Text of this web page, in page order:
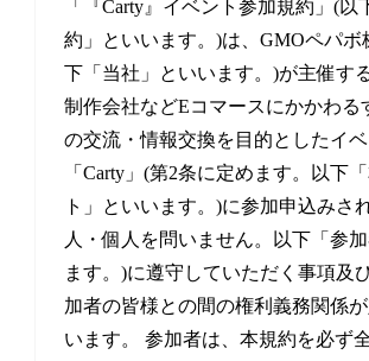
「『Carty』イベント参加規約」(以
約」といいます。)は、GMOペパボ
下「当社」といいます。)が主催す
制作会社などEコマースにかかわる
の交流・情報交換を目的としたイベ
「Carty」(第2条に定めます。以下
ト」といいます。)に参加申込みさ
人・個人を問いません。以下「参
ます。)に遵守していただく事項及
加者の皆様との間の権利義務関係
います。 参加者は、本規約を必ず